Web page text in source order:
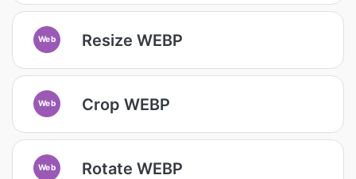
Web Resize WEBP
Web Crop WEBP
Web Rotate WEBP